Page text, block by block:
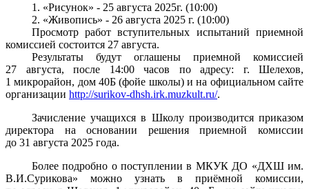
1. «Рисунок» - 25 августа 2025г. (10:00)
2. «Живопись» - 26 августа 2025 г. (10:00)
Просмотр работ вступительных испытаний приемной
комиссией состоится 27 августа.
Результаты будут оглашены приемной комиссией
27 августа, после 14:00 часов по адресу: г. Шелехов,
1 микрорайон, дом 40Б (фойе школы) и на официальном сайте
организации http://surikov-dhsh.irk.muzkult.ru/.
Зачисление учащихся в Школу производится приказом
директора на основании решения приемной комиссии
до 31 августа 2025 года.
Более подробно о поступлении в МКУК ДО «ДХШ им.
В.И.Сурикова» можно узнать в приёмной комиссии,